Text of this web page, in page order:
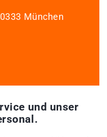
München
und unser